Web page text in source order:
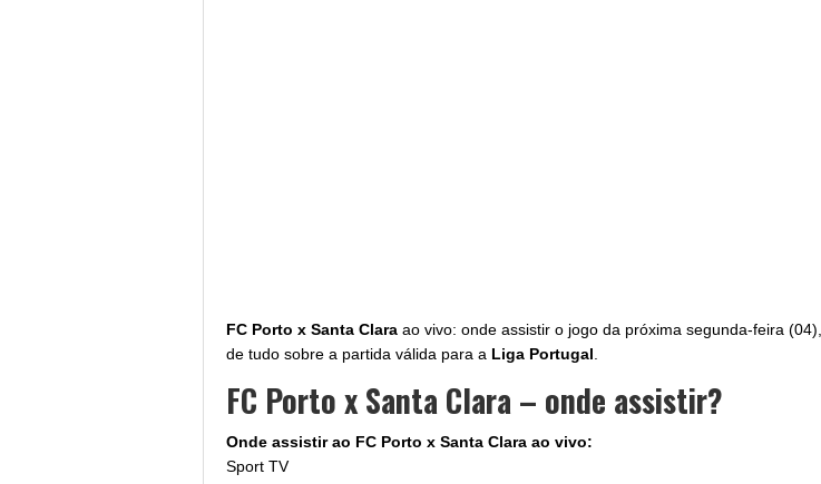
FC Porto x Santa Clara ao vivo: onde assistir o jogo da próxima segunda-feira
de tudo sobre a partida válida para a Liga Portugal
FC Porto x Santa Clara – onde assistir?
Onde assistir ao FC Porto x Santa Clara ao vivo:
Sport TV